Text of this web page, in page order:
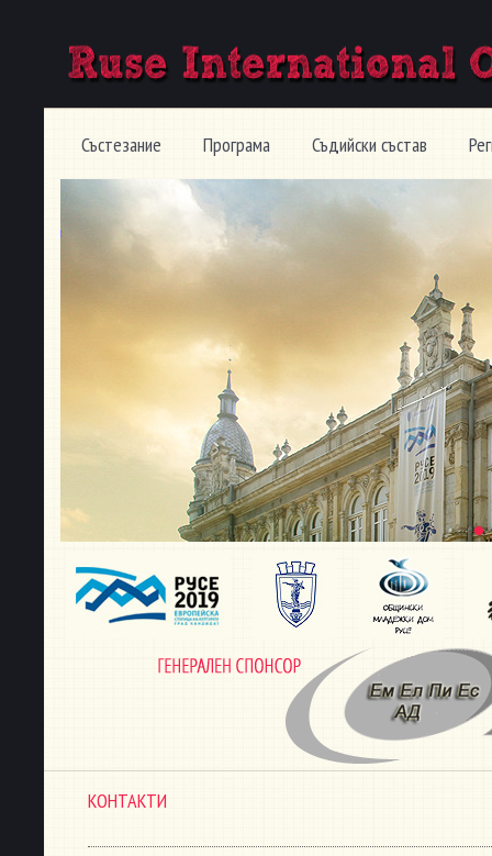
Състезание Програма Съдийски състав
КОНТАКТИ